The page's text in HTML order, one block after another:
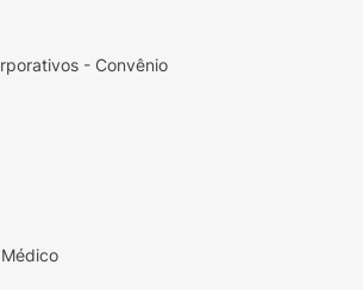
frescor revigorante. A
pele.
Praticidade (480g):
no dia a dia.
- Convênio